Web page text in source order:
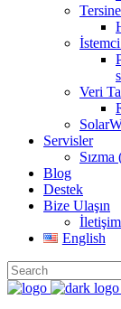
İstemci
Veri
Servisler
Blog
Destek
Bize Ulaşın
İletişim
English